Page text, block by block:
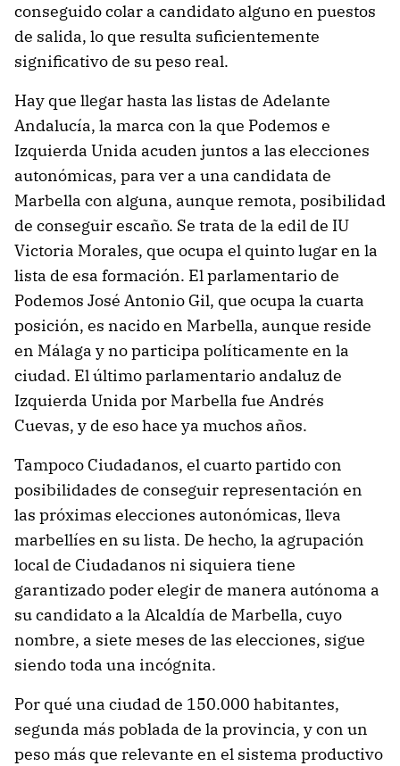
conseguido colar a candidato alguno en puestos
de salida, lo que resulta suficientemente
significativo de su peso real.
Hay que llegar hasta las listas de Adelante
Andalucía, la marca con la que Podemos e
Izquierda Unida acuden juntos a las elecciones
autonómicas, para ver a una candidata de
Marbella con alguna, aunque remota, posibilidad
de conseguir escaño. Se trata de la edil de IU
Victoria Morales, que ocupa el quinto lugar en la
lista de esa formación. El parlamentario de
Podemos José Antonio Gil, que ocupa la cuarta
posición, es nacido en Marbella, aunque reside
en Málaga y no participa políticamente en la
ciudad. El último parlamentario andaluz de
Izquierda Unida por Marbella fue Andrés
Cuevas, y de eso hace ya muchos años.
Tampoco Ciudadanos, el cuarto partido con
posibilidades de conseguir representación en
las próximas elecciones autonómicas, lleva
marbellíes en su lista. De hecho, la agrupación
local de Ciudadanos ni siquiera tiene
garantizado poder elegir de manera autónoma a
su candidato a la Alcaldía de Marbella, cuyo
nombre, a siete meses de las elecciones, sigue
siendo toda una incógnita.
Por qué una ciudad de 150.000 habitantes,
segunda más poblada de la provincia, y con un
peso más que relevante en el sistema productivo